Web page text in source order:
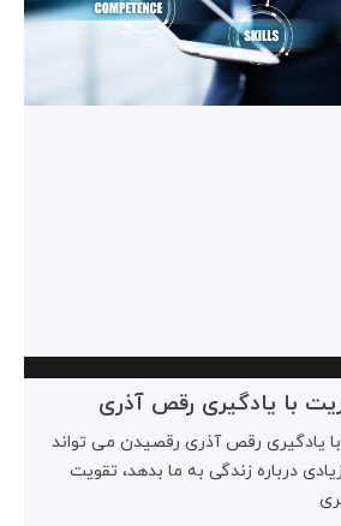
با یادگیری رقص آذری
یادگیری رقص آذری رقصیدن می تواند
درباره زندگی به ما بدهد، تقویت